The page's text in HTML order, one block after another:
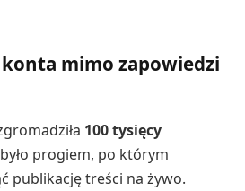
konta mimo zapowiedzi
100 tysięcy
progiem, po którym
publikację treści na żywo.